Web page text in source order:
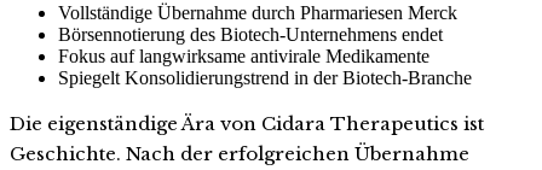
Vollständige Übernahme durch Pharmariesen Merck
Börsennotierung des Biotech-Unternehmens endet
Fokus auf langwirksame antivirale Medikamente
Spiegelt Konsolidierungstrend in der Biotech-Branche
Die eigenständige Ära von Cidara Therapeutics ist
Geschichte. Nach der erfolgreichen Übernahme